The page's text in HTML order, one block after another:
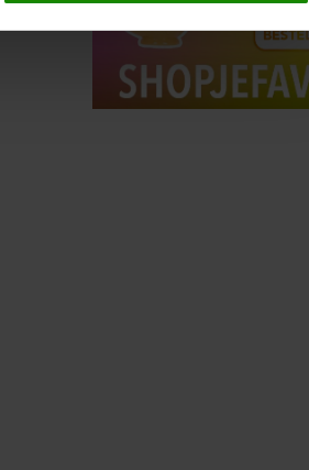
social media te bieden en om ons
met onze partners voor social
andere informatie die u aan ze heeft